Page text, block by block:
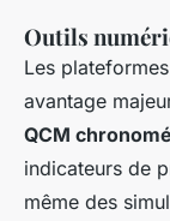
Outils
Les
avantage
QCM
indicateurs de
même des